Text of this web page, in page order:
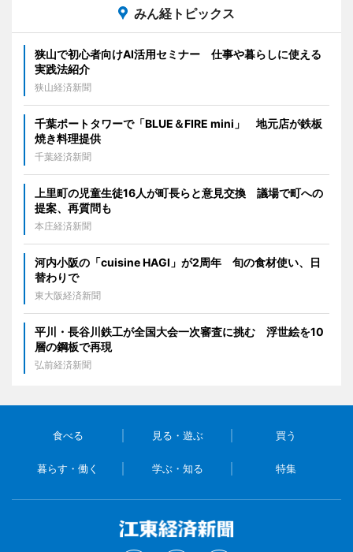
みん経トピックス
狭山で初心者向けAI活用セミナー 仕事や暮らしに使える
実践法紹介
狭山経済新聞
千葉ポートタワーで「BLUE＆FIRE mini」 地元店が鉄板
焼き料理提供
千葉経済新聞
上里町の児童生徒16人が町長らと意見交換 議場で町への
提案、再質問も
本庄経済新聞
河内小阪の「cuisine HAGI」が2周年 旬の食材使い、日
替わりで
東大阪経済新聞
平川・長谷川鉄工が全国大会一次審査に挑む 浮世絵を10
層の鋼板で再現
弘前経済新聞
食べる 見る・遊ぶ 買う
暮らす・働く 学ぶ・知る 特集